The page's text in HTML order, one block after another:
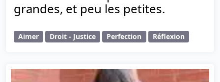
grandes, et peu les petites.
Aimer Droit - Justice Perfection Réflexion